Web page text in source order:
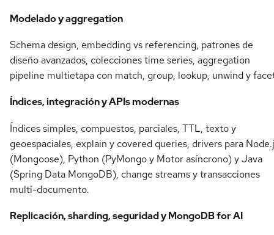
Modelado y aggregation
Schema design, embedding vs referencing, patrones de
diseño avanzados, colecciones time series, aggregation
pipeline multietapa con match, group, lookup, unwind y
Índices, integración y APIs modernas
Índices simples, compuestos, parciales, TTL, texto y
geoespaciales, explain y covered queries, drivers para
(Mongoose), Python (PyMongo y Motor asíncrono) y Java
(Spring Data MongoDB), change streams y transacciones
multi-documento.
Replicación, sharding, seguridad y MongoDB for AI